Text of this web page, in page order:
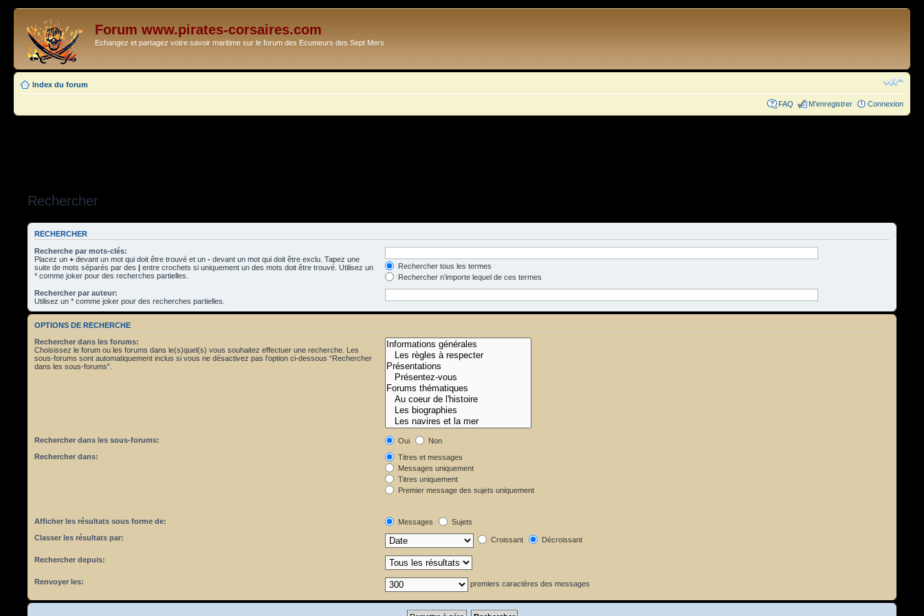
Forum www.pirates-corsaires.com
Echangez et partagez votre savoir maritime sur le forum des Ecumeurs des Sept Mers
Index du forum
FAQ M’enregistrer Connexion
Rechercher
RECHERCHER
Recherche par mots-clés:
Placez un + devant un mot qui doit être trouvé et un - devant un mot qui doit être exclu. Tapez une
suite de mots séparés par des | entre crochets si uniquement un des mots doit être trouvé. Utilisez un
* comme joker pour des recherches partielles.
Rechercher tous les termes
Rechercher n’importe lequel de ces termes
Rechercher par auteur:
Utilisez un * comme joker pour des recherches partielles.
OPTIONS DE RECHERCHE
Rechercher dans les forums:
Choisissez le forum ou les forums dans le(s)quel(s) vous souhaitez effectuer une recherche. Les
sous-forums sont automatiquement inclus si vous ne désactivez pas l’option ci-dessous “Rechercher
dans les sous-forums”.
Rechercher dans les sous-forums: Oui
Non
Rechercher dans:
Titres et messages
Messages uniquement
Titres uniquement
Premier message des sujets uniquement
Afficher les résultats sous forme de: Messages
Sujets
Classer les résultats par:
Croissant Décroissant
Rechercher depuis:
Renvoyer les: premiers caractères des messages